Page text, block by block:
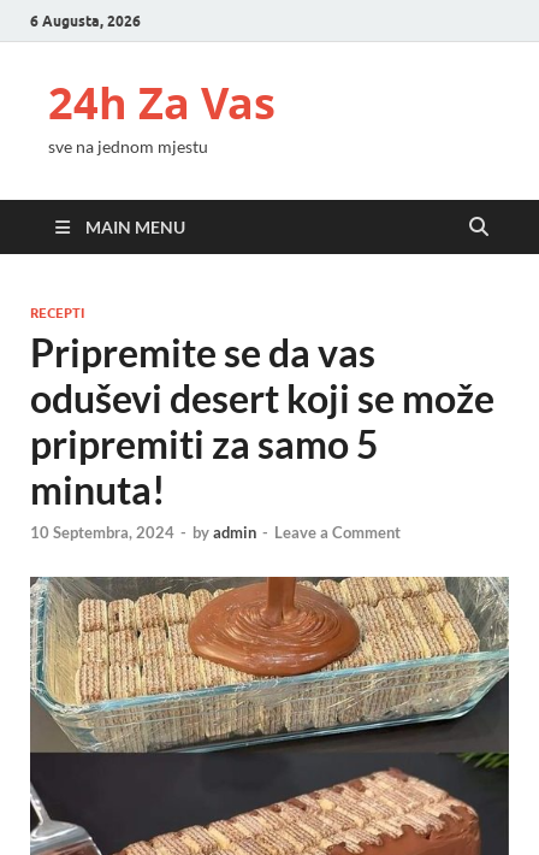
6 Augusta, 2026
24h Za Vas
sve na jednom mjestu
MAIN MENU
RECEPTI
Pripremite se da vas
oduševi desert koji se može
pripremiti za samo 5
minuta!
10 Septembra, 2024 - byadmin - Leave a Comment